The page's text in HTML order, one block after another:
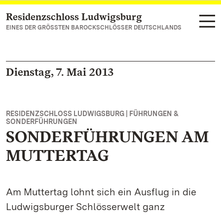
Zum Hauptinhalt springen
Residenzschloss Ludwigsburg
EINES DER GRÖSSTEN BAROCKSCHLÖSSER DEUTSCHLANDS
Dienstag, 7. Mai 2013
RESIDENZSCHLOSS LUDWIGSBURG | FÜHRUNGEN &
SONDERFÜHRUNGEN
SONDERFÜHRUNGEN AM
MUTTERTAG
Am Muttertag lohnt sich ein Ausflug in die
Ludwigsburger Schlösserwelt ganz